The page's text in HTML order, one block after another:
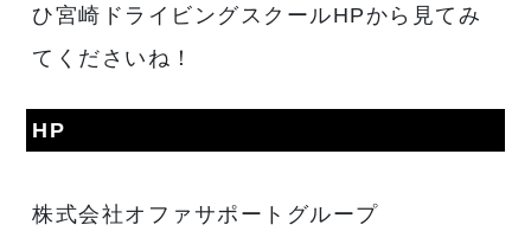
ひ宮崎ドライビングスクールHPから見てみ
てくださいね！
HP
株式会社オファサポートグループ